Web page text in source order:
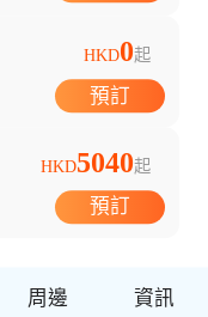
HKD0起
預訂
HKD5040起
預訂
周邊 資訊